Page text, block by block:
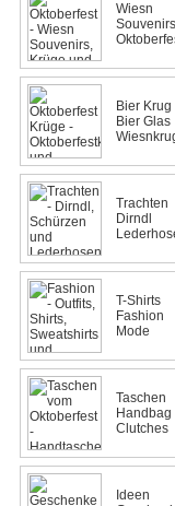
Wiesn
Souvenirs
Bier Krug
Bier Glas
Trachten
Dirndl
T-Shirts
Fashion
Mode
Taschen
Handbag
Clutches
Ideen